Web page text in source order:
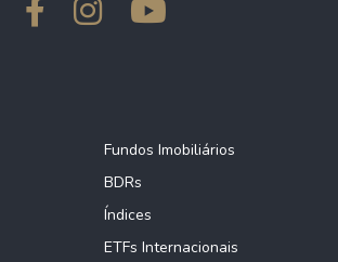
Fundos Imobiliários
BDRs
Índices
ETFs Internacionais